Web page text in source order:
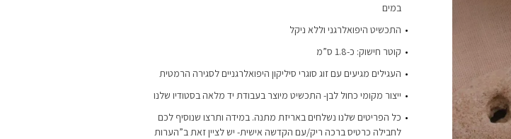
במים
התכשיט היפואלרגני וללא ניקל
קוטר חישוק: כ-1.8 ס”מ
העגילים מגיעים עם זוג סוגרי סיליקון היפואלרגניים לסגירה הרמטית
ייצור מקומי כחול לבן- התכשיט מיוצר בעבודת יד מלאה בסטודיו שלנו
כל הפריטים שלנו נשלחים באריזת מתנה. במידה ותרצו שנוסיף לכם
לחבילה כרטיס ברכה ריק/עם הקדשה אישית- יש לציין זאת ב”הערות